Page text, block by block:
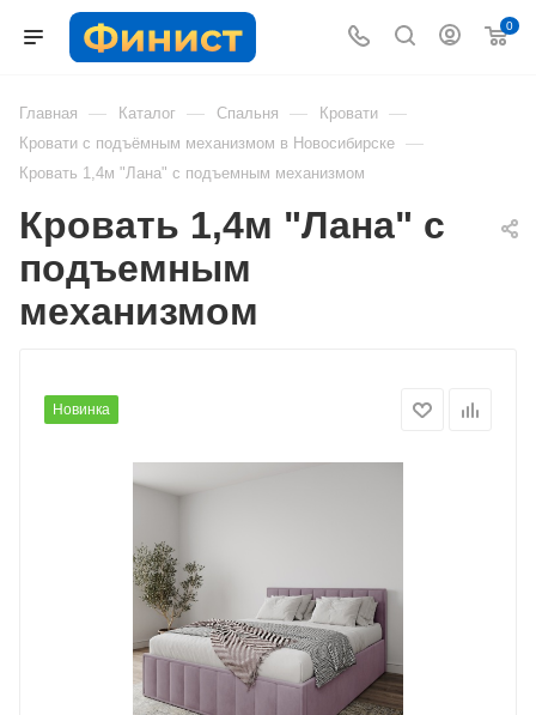
0
Главная — Каталог — Спальня — Кровати —
Кровати с подъёмным механизмом в Новосибирске —
Кровать 1,4м "Лана" с подъемным механизмом
Кровать 1,4м "Лана" с
подъемным
механизмом
Новинка